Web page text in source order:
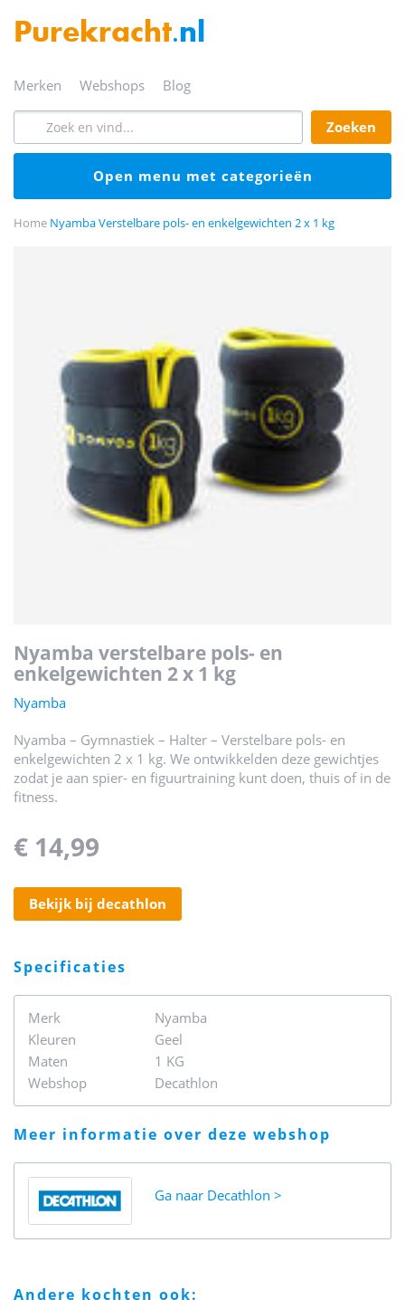
Purekracht.nl
merken webshops blog
zoeken
open menu met categorieën
Home Nyamba Verstelbare pols- en enkelgewichten 2 x 1 kg
nyamba verstelbare pols- en
enkelgewichten 2 x 1 kg
Nyamba
Nyamba – Gymnastiek – Halter – Verstelbare pols- en
enkelgewichten 2 x 1 kg. We ontwikkelden deze gewichtjes
zodat je aan spier- en figuurtraining kunt doen, thuis of in de
fitness.
€ 14,99
bekijk bij decathlon
specificaties
Merk
Nyamba
Kleuren
Geel
Maten
1 KG
Webshop
Decathlon
meer informatie over deze webshop
Ga naar Decathlon
andere kochten ook: